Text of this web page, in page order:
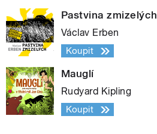
Pastvina zmizelých
Václav Erben
Koupit
Mauglí
Rudyard Kipling
Koupit